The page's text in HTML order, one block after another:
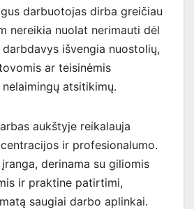
darbuotojas dirba greičiau
nereikia nuolat nerimauti dėl
išvengia nuostolių,
ar teisinėmis
atsitikimų.
aukštyje reikalauja
ir profesionalumo.
derinama su giliomis
ir praktine patirtimi,
saugiai darbo aplinkai.